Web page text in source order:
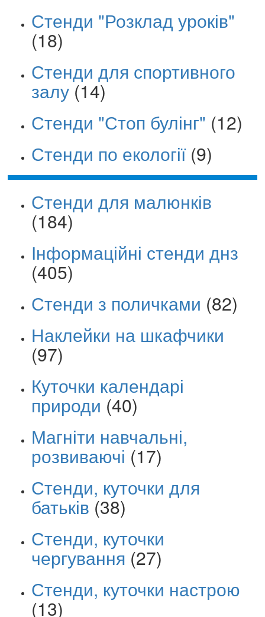
Стенди "Розклад уроків"
(18)
Стенди для спортивного
залу(14)
Стенди "Стоп булінг" (12)
Стенди по екології (9)
Стенди для малюнків
(184)
Інформаційні стенди днз
(405)
Стенди з поличками (82)
Наклейки на шкафчики
(97)
Куточки календарі
природи (40)
Магніти навчальні,
розвиваючі (17)
Стенди, куточки для
батьків (38)
Стенди, куточки
чергування (27)
Стенди, куточки настрою
(13)